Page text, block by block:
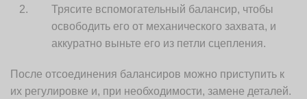
Трясите вспомогательный балансир, чтобы
освободить его от механического захвата, и
аккуратно выньте его из петли сцепления.
После отсоединения балансиров можно приступить к
их регулировке и, при необходимости, замене деталей.